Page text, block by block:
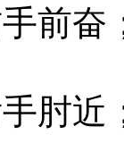
前奋
肘近